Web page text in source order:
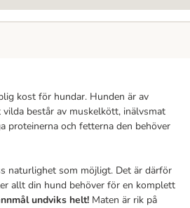
kost för hundar. Hunden är av
består av muskelkött, inälvsmat
proteinerna och fetterna den behöver
naturlighet som möjligt. Det är därför
allt din hund behöver för en komplett
undviks helt! Maten är rik på